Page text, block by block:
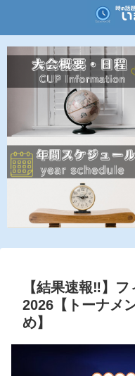
【結果速報‼︎】
2026【トーナメ
め】